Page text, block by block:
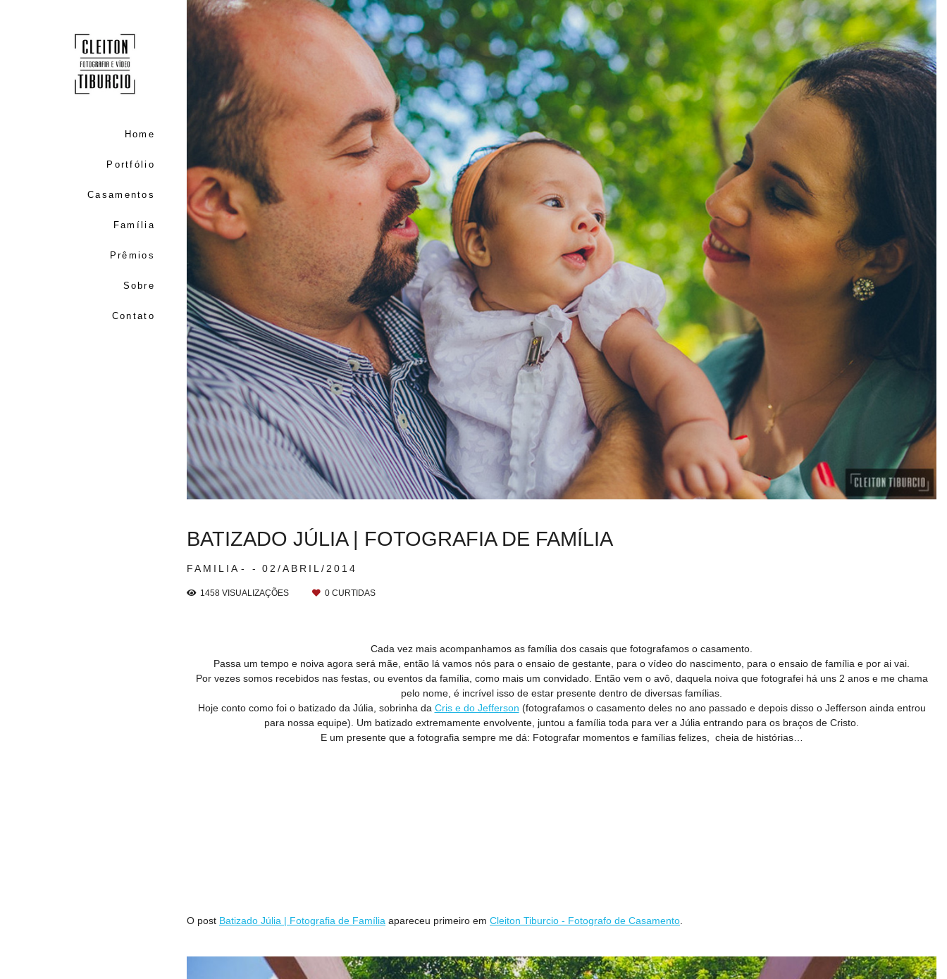
Home
Portfólio
Casamentos
Família
Prêmios
Sobre
Contato
FAMILIA 02/ABRIL/2014
BATIZADO JÚLIA | FOTOGRAFIA DE FAMÍLIA
1458 VISUALIZAÇÕES 0 CURTIDAS
Cada vez mais acompanhamos as família dos casais que fotografamos o casamento.
Passa um tempo e noiva agora será mãe, então lá vamos nós para o ensaio de gestante, para o vídeo do nascimento, para o ensaio de família e por ai vai.
Por vezes somos recebidos nas festas, ou eventos da família, como mais um convidado. Então vem o avô, daquela noiva que fotografei há uns 2 anos e me chama
pelo nome, é incrível isso de estar presente dentro de diversas famílias.
Hoje conto como foi o batizado da Júlia, sobrinha da Cris e do Jefferson (fotografamos o casamento deles no ano passado e depois disso o Jefferson ainda entrou
para nossa equipe). Um batizado extremamente envolvente, juntou a família toda para ver a Júlia entrando para os braços de Cristo.
E um presente que a fotografia sempre me dá: Fotografar momentos e famílias felizes, cheia de histórias…
O post Batizado Júlia | Fotografia de Família apareceu primeiro em Cleiton Tiburcio - Fotografo de Casamento.